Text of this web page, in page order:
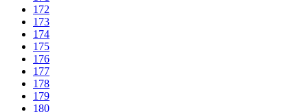
172
173
174
175
176
177
178
179
180